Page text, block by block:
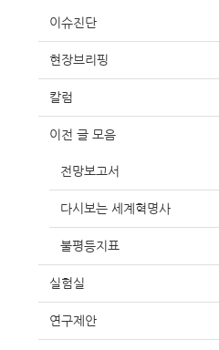
이슈진단
현장브리핑
칼럼
이전 글 모음
전망보고서
다시보는 세계혁명사
불평등지표
실험실
연구제안